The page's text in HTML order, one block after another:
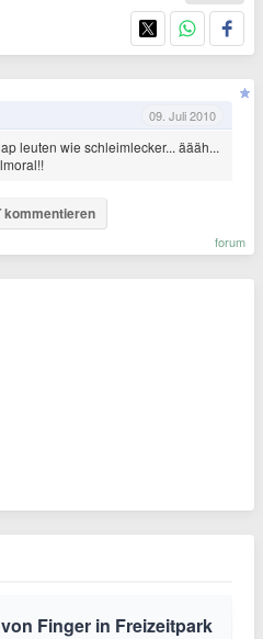
09. Juli 2010
leuten wie schleimlecker... äääh...
kommentieren
forum
Finger in Freizeitpark